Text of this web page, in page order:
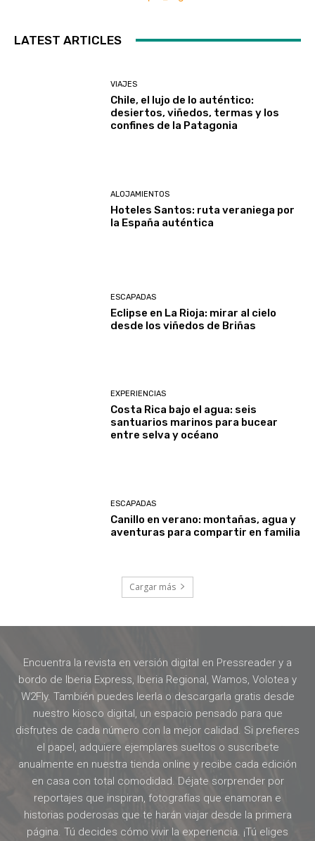
LATEST ARTICLES
VIAJES
Chile, el lujo de lo auténtico:
desiertos, viñedos, termas y los
confines de la Patagonia
ALOJAMIENTOS
Hoteles Santos: ruta veraniega por
la España auténtica
ESCAPADAS
Eclipse en La Rioja: mirar al cielo
desde los viñedos de Briñas
EXPERIENCIAS
Costa Rica bajo el agua: seis
santuarios marinos para bucear
entre selva y océano
ESCAPADAS
Canillo en verano: montañas, agua y
aventuras para compartir en familia
Cargar más
Encuentra la revista en versión digital en Pressreader y a
bordo de Iberia Express, Iberia Regional, Wamos, Volotea y
W2Fly. También puedes leerla o descargarla gratis desde
nuestro kiosco digital, un espacio pensado para que
disfrutes de cada número con la mejor calidad. Si prefieres
el papel, adquiere ejemplares sueltos o suscríbete
anualmente en nuestra tienda online y recibe cada edición
en casa con total comodidad. Déjate sorprender por
reportajes que inspiran, fotografías que enamoran e
historias poderosas que te harán viajar desde la primera
página. Tú decides cómo vivir la experiencia. ¡Tú eliges